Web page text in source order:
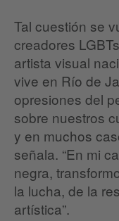
Tal cuestión se
creadores
artista visual
vive en Río de
opresiones del
sobre nuestros
y en muchos
señala. “En mi
negra,
la lucha, de la
artística”.